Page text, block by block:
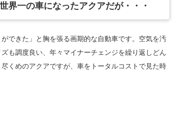
界一の車になったアクアだが・・・
できた」と胸を張る画期的な自動車です。空気を汚
も調度良い、年々マイナーチェンジを繰り返しどん
くめのアクアですが、車をトータルコストで見た時